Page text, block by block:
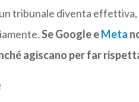
tribunale diventa
Se Google eMeta
agiscano per far